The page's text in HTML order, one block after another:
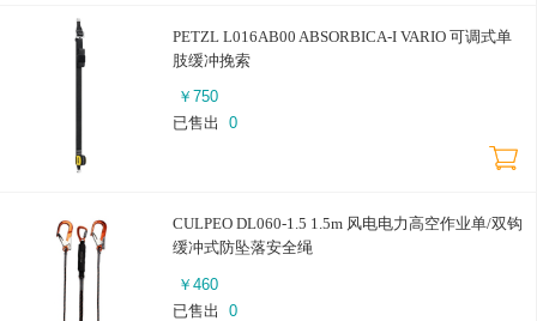
PETZL L016AB00 ABSORBICA-I VARIO 可调式单
肢缓冲挽索
￥ 750
已售出
0
CULPEO DL060-1.5 1.5m 风电电力高空作业单/双钩
缓冲式防坠落安全绳
￥ 460
已售出
0